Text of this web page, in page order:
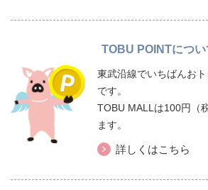
TOBU POINTについ
東武沿線でいちばんお
です。
TOBU MALLは100円（
ます。
詳しくはこちら